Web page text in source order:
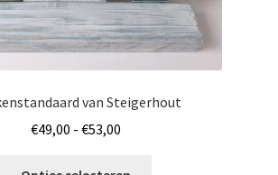
van Steigerhout
€49,00 - €53,00